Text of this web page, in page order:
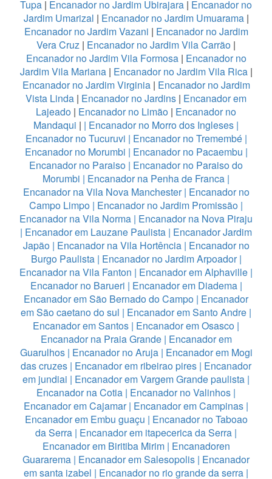
Tupa | Encanador no Jardim Ubirajara | Encanador no
Jardim Umarizal | Encanador no Jardim Umuarama|
Encanador no Jardim Vazani | Encanador no Jardim
Vera Cruz | Encanador no Jardim Vila Carrão |
Encanador no Jardim Vila Formosa| Encanador no
Jardim Vila Mariana| Encanador no Jardim Vila Rica|
Encanador no Jardim Virginia| Encanador no Jardim
Vista Linda | Encanador no Jardins | Encanador em
Lajeado | Encanador no Limão | Encanador no
Mandaqui | | Encanador no Morro dos Ingleses |
Encanador no Tucuruvi | Encanador no Tremembé|
Encanador no Morumbi | Encanador no Pacaembu |
Encanador no Paraiso | Encanador no Paraiso do
Morumbi | Encanador na Penha de Franca |
Encanador na Vila Nova Manchester| Encanador no
Campo Limpo | Encanador no Jardim Promissão |
Encanador na Vila Norma | Encanador na Nova Piraju
| Encanador em Lauzane Paulista | Encanador Jardim
Japão| Encanador na Vila Hortência| Encanador no
Burgo Paulista| Encanador no Jardim Arpoador|
Encanador na Vila Fanton | Encanador em Alphaville |
Encanador no Barueri | Encanador em Diadema|
Encanador em São Bernado do Campo | Encanador
em São caetano do sul | Encanador em Santo Andre |
Encanador em Santos | Encanador em Osasco |
Encanador na Praia Grande| Encanador em
Guarulhos| Encanador no Aruja| Encanador em Mogi
das cruzes | Encanador em ribeirao pires | Encanador
em jundiai | Encanador em Vargem Grande paulista |
Encanador na Cotia | Encanador no Valinhos |
Encanador em Cajamar| Encanador em Campinas |
Encanador em Embu guaçu | Encanador no Taboao
da Serra | Encanador em itapecerica da Serra |
Encanador em Biritiba Mirim| Encanadoren
Guararema | Encanador em Salesopolis | Encanador
em santa izabel | Encanador no rio grande da serra |